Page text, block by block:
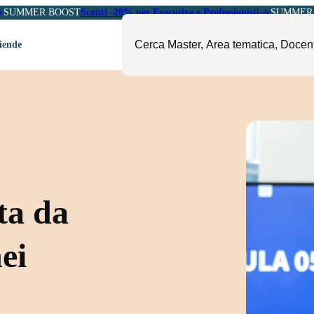
SUMMER BOOSTSconti -20% per Executive e Professionisti
e Pharma
Amministrazione
Food, Beverage e Turismo
da